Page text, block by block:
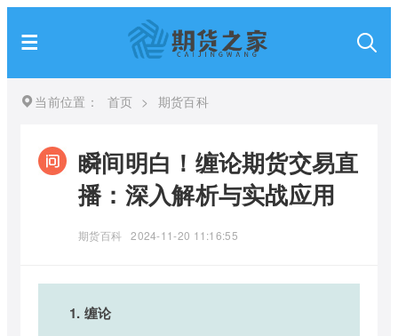
当前位置： 首页 > 期货百科
瞬间明白！缠论期货交易直
播：深入解析与实战应用
期货百科 2024-11-20 11:16:55
1. 缠论